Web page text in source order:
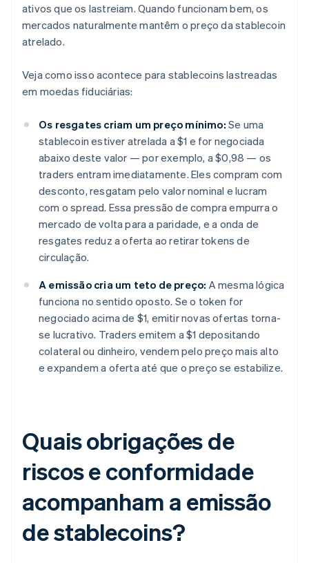
ativos que os lastreiam. Quando funcionam bem, os
mercados naturalmente mantêm o preço da stablecoin
atrelado.
Veja como isso acontece para stablecoins lastreadas
em moedas fiduciárias:
Os resgates criam um preço mínimo: Se uma
stablecoin estiver atrelada a $1 e for negociada
abaixo deste valor — por exemplo, a $0,98 — os
traders entram imediatamente. Eles compram com
desconto, resgatam pelo valor nominal e lucram
com o spread. Essa pressão de compra empurra o
mercado de volta para a paridade, e a onda de
resgates reduz a oferta ao retirar tokens de
circulação.
A emissão cria um teto de preço: A mesma lógica
funciona no sentido oposto. Se o token for
negociado acima de $1, emitir novas ofertas torna-
se lucrativo. Traders emitem a $1 depositando
colateral ou dinheiro, vendem pelo preço mais alto
e expandem a oferta até que o preço se estabilize.
Quais obrigações de
riscos e conformidade
acompanham a emissão
de stablecoins?